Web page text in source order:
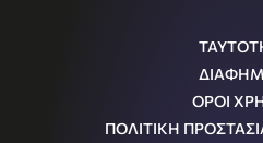
ΟΡΟΙ
ΠΟΛΙΤΙΚΗ